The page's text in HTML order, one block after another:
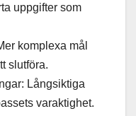
uppgifter som
komplexa mål
slutföra.
Långsiktiga
varaktighet.